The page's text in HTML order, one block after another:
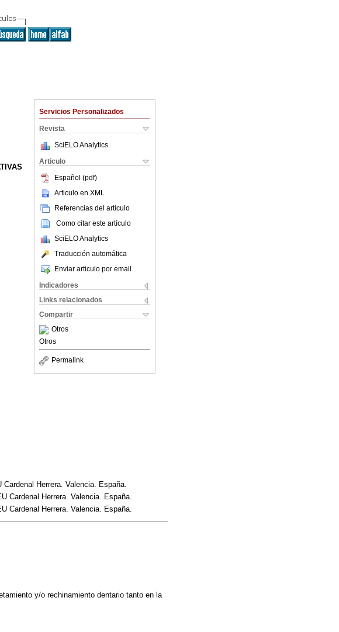
Servicios Personalizados
Revista
SciELO Analytics
Articulo
Español (pdf)
Articulo en XML
Referencias del artículo
Como citar este artículo
SciELO Analytics
Traducción automática
Enviar articulo por email
Indicadores
Links relacionados
Compartir
Otros
Otros
Permalink
Herrera. Valencia. España.
Cardenal Herrera. Valencia. España.
Cardenal Herrera. Valencia. España.
y/o rechinamiento dentario tanto en la